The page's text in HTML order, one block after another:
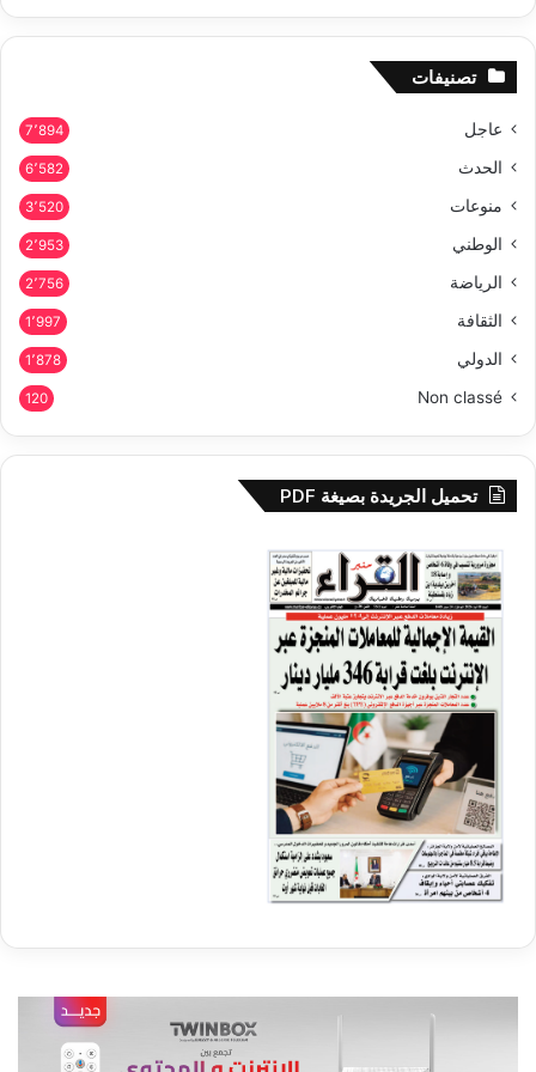
تصنيفات
عاجل 7٬894
الحدث 6٬582
منوعات 3٬520
الوطني 2٬953
الرياضة 2٬756
الثقافة 1٬997
الدولي 1٬878
Non classé
120
تحميل الجريدة بصيغة PDF